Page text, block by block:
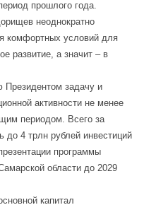
прошлого года.
неоднократно
комфортных условий для
развитие, а значит – в
Президентом задачу и
активности не менее
периодом. Всего за
4 трлн рублей инвестиций
программы
области до 2029
капитал